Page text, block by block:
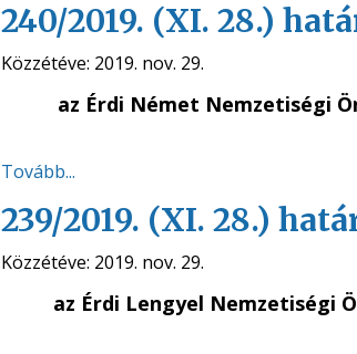
240/2019. (XI. 28.)
Közzétéve: 2019. nov. 29.
az Érdi Német Nemzetiségi
Tovább...
239/2019. (XI. 28.)
Közzétéve: 2019. nov. 29.
az Érdi Lengyel Nemzetiségi